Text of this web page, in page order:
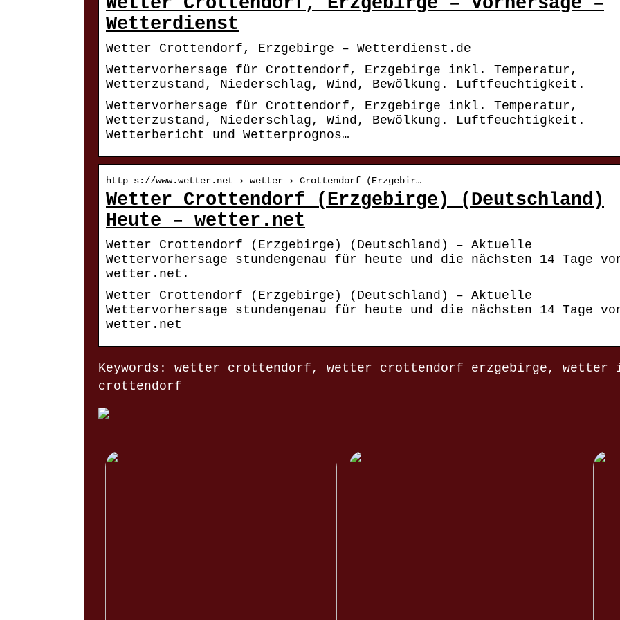
Wetterdienst
Wetter Crottendorf, Erzgebirge – Wetterdienst.de
Wettervorhersage für Crottendorf, Erzgebirge inkl. Temperatur,
Wetterzustand, Niederschlag, Wind, Bewölkung. Luftfeuchtigkeit.
Wettervorhersage für Crottendorf, Erzgebirge inkl. Temperatur,
Wetterzustand, Niederschlag, Wind, Bewölkung. Luftfeuchtigkeit.
Wetterbericht und Wetterprognos…
http s://www.wetter.net › wetter › Crottendorf (Erzgebir…
Wetter Crottendorf (Erzgebirge) (Deutschland)
Heute – wetter.net
Wetter Crottendorf (Erzgebirge) (Deutschland) – Aktuelle
Wettervorhersage stundengenau für heute und die nächsten 14 Tage
wetter.net.
Wetter Crottendorf (Erzgebirge) (Deutschland) – Aktuelle
Wettervorhersage stundengenau für heute und die nächsten 14 Tage
wetter.net
Keywords: wetter crottendorf, wetter crottendorf erzgebirge, wetter
crottendorf